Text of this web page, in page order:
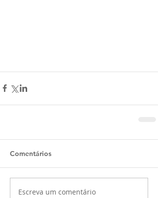
Comentários
Escreva um comentário